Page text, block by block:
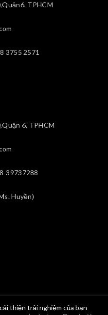
TPHCM
3755 2571
6, TPHCM
39737288
Huyền)
thiện trải nghiệm của bạn